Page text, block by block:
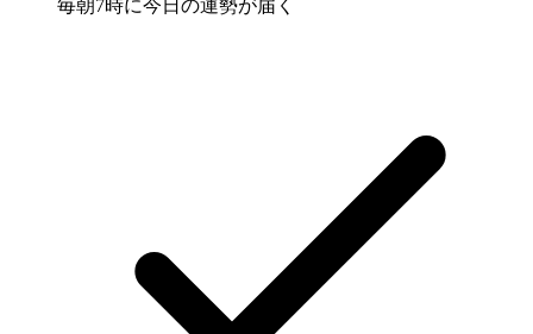
毎朝7時に今日の運勢が届く